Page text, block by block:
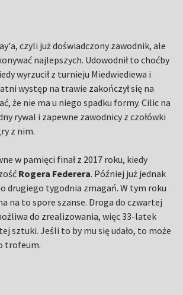
czyli już doświadczony zawodnik, ale
najlepszych. Udowodnił to choćby
wyrzucił z turnieju Miedwiediewa i
występ na trawie zakończył się na
że nie ma u niego spadku formy. Cilic na
rywal i zapewne zawodnicy z czołówki
z nim.
w pamięci finał z 2017 roku, kiedy
Rogera Federera. Później już jednak
drugiego tygodnia zmagań. W tym roku
na to spore szanse. Droga do czwartej
do zrealizowania, więc 33-latek
sztuki. Jeśli to by mu się udało, to może
trofeum.